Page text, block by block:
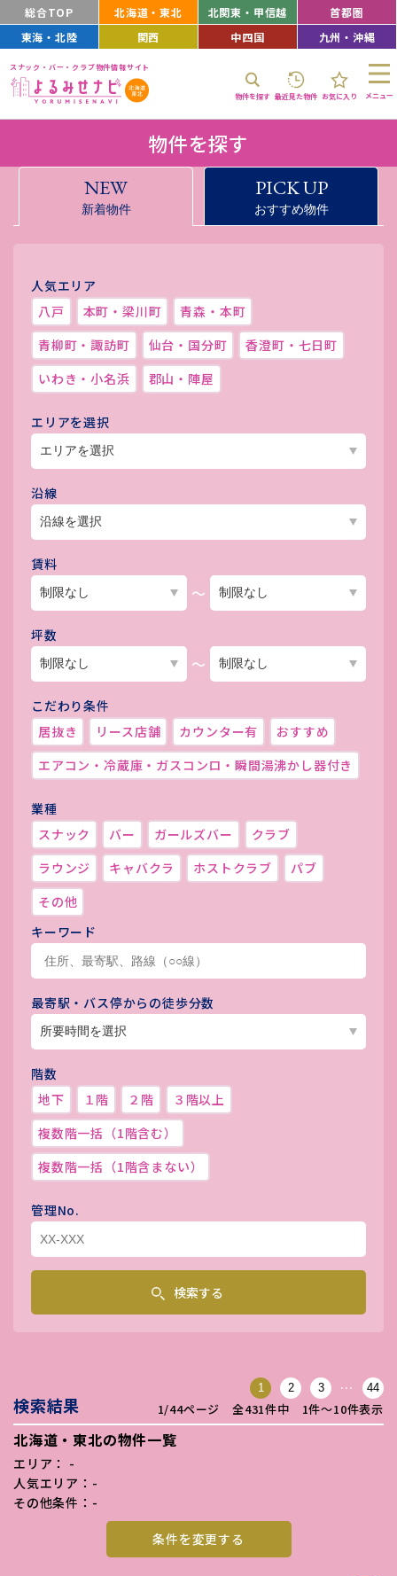
総合TOP 北海道・東北 北関東・甲信越
首都圏
東海・北陸
関西 中四国 九州・沖縄
スナック・バー・クラブ物件情報サイト
物件を探す 最近見た物件 お気に入り メニュー
物件を探す
NEW
新着物件
PICK UP
おすすめ物件
人気エリア
八戸
本町・梁川町
青森・本町
青柳町・諏訪町
仙台・国分町
香澄町・七日町
いわき・小名浜
郡山・陣屋
エリアを選択
沿線
賃料
～
坪数
～
こだわり条件
居抜き
リース店舗 カウンター有
おすすめ
エアコン・冷蔵庫・ガスコンロ・瞬間湯沸かし器付き
業種
スナック
バー ガールズバー
クラブ
ラウンジ
キャバクラ ホストクラブ
パブ
その他
キーワード
最寄駅・バス停からの徒歩分数
階数
地下
１階 ２階
３階以上
複数階一括（1階含む）
複数階一括（1階含まない）
管理No.
検索する
検索結果
1 2 3 … 44
1/44ページ 全431件中 1件〜10件表示
北海道・東北の物件一覧
エリア： -
人気エリア：-
その他条件：-
条件を変更する